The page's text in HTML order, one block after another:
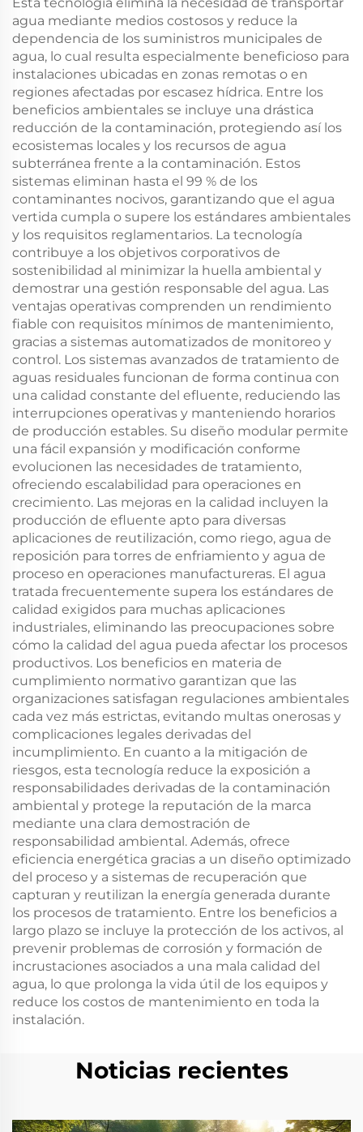
agua mediante medios costosos y reduce la
dependencia de los suministros municipales de
agua, lo cual resulta especialmente beneficioso para
instalaciones ubicadas en zonas remotas o en
regiones afectadas por escasez hídrica. Entre los
beneficios ambientales se incluye una drástica
reducción de la contaminación, protegiendo así los
ecosistemas locales y los recursos de agua
subterránea frente a la contaminación. Estos
sistemas eliminan hasta el 99 % de los
contaminantes nocivos, garantizando que el agua
vertida cumpla o supere los estándares ambientales
y los requisitos reglamentarios. La tecnología
contribuye a los objetivos corporativos de
sostenibilidad al minimizar la huella ambiental y
demostrar una gestión responsable del agua. Las
ventajas operativas comprenden un rendimiento
fiable con requisitos mínimos de mantenimiento,
gracias a sistemas automatizados de monitoreo y
control. Los sistemas avanzados de tratamiento de
aguas residuales funcionan de forma continua con
una calidad constante del efluente, reduciendo las
interrupciones operativas y manteniendo horarios
de producción estables. Su diseño modular permite
una fácil expansión y modificación conforme
evolucionen las necesidades de tratamiento,
ofreciendo escalabilidad para operaciones en
crecimiento. Las mejoras en la calidad incluyen la
producción de efluente apto para diversas
aplicaciones de reutilización, como riego, agua de
reposición para torres de enfriamiento y agua de
proceso en operaciones manufactureras. El agua
tratada frecuentemente supera los estándares de
calidad exigidos para muchas aplicaciones
industriales, eliminando las preocupaciones sobre
cómo la calidad del agua pueda afectar los procesos
productivos. Los beneficios en materia de
cumplimiento normativo garantizan que las
organizaciones satisfagan regulaciones ambientales
cada vez más estrictas, evitando multas onerosas y
complicaciones legales derivadas del
incumplimiento. En cuanto a la mitigación de
riesgos, esta tecnología reduce la exposición a
responsabilidades derivadas de la contaminación
ambiental y protege la reputación de la marca
mediante una clara demostración de
responsabilidad ambiental. Además, ofrece
eficiencia energética gracias a un diseño optimizado
del proceso y a sistemas de recuperación que
capturan y reutilizan la energía generada durante
los procesos de tratamiento. Entre los beneficios a
largo plazo se incluye la protección de los activos, al
prevenir problemas de corrosión y formación de
incrustaciones asociados a una mala calidad del
agua, lo que prolonga la vida útil de los equipos y
reduce los costos de mantenimiento en toda la
instalación.
Noticias recientes